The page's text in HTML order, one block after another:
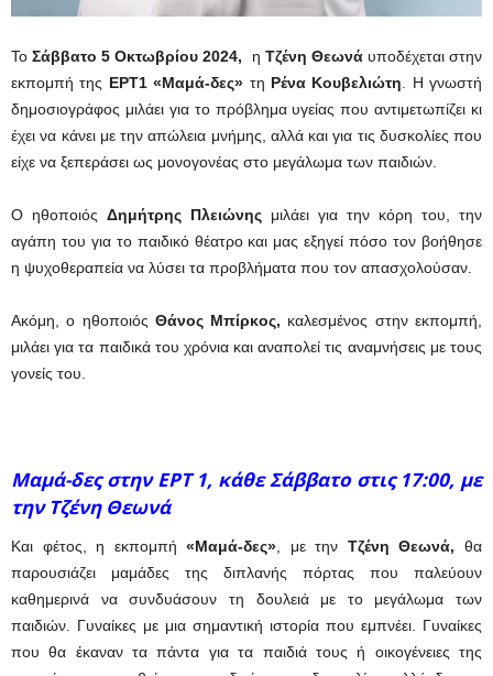
ΤοΣάββατο 5 Οκτωβρίου 2024, η Τζένη Θεωνάυποδέχεται στην
εκπομπή της ΕΡΤ1 «Μαμά-δες» τη Ρένα Κουβελιώτη . Η γνωστή
δημοσιογράφος μιλάει για το πρόβλημα υγείας που αντιμετωπίζει κι
έχει να κάνει με την απώλεια μνήμης, αλλά και για τις δυσκολίες που
είχε να ξεπεράσει ως μονογονέας στο μεγάλωμα των παιδιών.
Ο ηθοποιός Δημήτρης Πλειώνης μιλάει για την κόρη του, την
αγάπη του για το παιδικό θέατρο και μας εξηγεί πόσο τον βοήθησε
η ψυχοθεραπεία να λύσει τα προβλήματα που τον απασχολούσαν.
Ακόμη, ο ηθοποιός Θάνος Μπίρκος, καλεσμένος στην εκπομπή,
μιλάει για τα παιδικά του χρόνια και αναπολεί τις αναμνήσεις με τους
γονείς του.
Μαμά-δες στην ΕΡΤ 1, κάθε Σάββατο στις 17:00, με
την Τζένη Θεωνά
Και φέτος, η εκπομπή«Μαμά-δες» , με την Τζένη Θεωνά,θα
παρουσιάζει μαμάδες της διπλανής πόρτας που παλεύουν
καθημερινά να συνδυάσουν τη δουλειά με το μεγάλωμα των
παιδιών. Γυναίκες με μια σημαντική ιστορία που εμπνέει. Γυναίκες
που θα έκαναν τα πάντα για τα παιδιά τους ή οικογένειες της